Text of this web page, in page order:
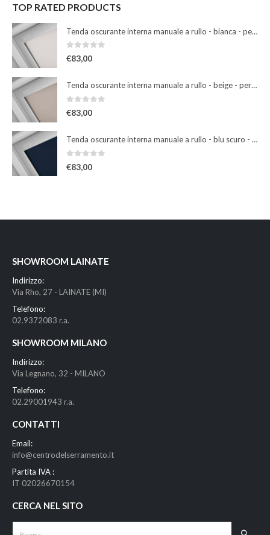
TOP RATED PRODUCTS
Tenda oscurante interna manuale a rullo - bianca - per finestre misura 102
0Su 5
€83,00
Tenda oscurante interna manuale a rullo - beige - per finestre misura 102
0Su 5
€83,00
Tenda oscurante interna manuale a rullo - blu scuro - per finestre misura 102
€83,00
SHOWROOM LAINATE
Indirizzo:
Via Rho, 27 - LAINATE (MI)
Telefono:
02.9372083 r.a.
SHOWROOM MILANO
Indirizzo:
Via Legnano, 32 - MILANO
Telefono:
02.29001943 r.a.
CONTATTI
Email:
info@centrodelserramento.it
Partita IVA :
IT 02026670154
CERCA NEL SITO